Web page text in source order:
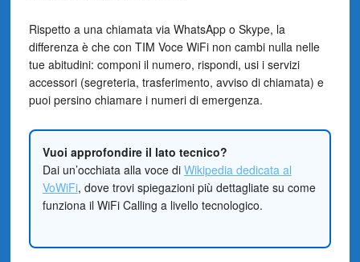
Rispetto a una chiamata via WhatsApp o Skype, la
differenza è che con TIM Voce WiFi non cambi nulla nelle
tue abitudini: componi il numero, rispondi, usi i servizi
accessori (segreteria, trasferimento, avviso di chiamata) e
puoi persino chiamare i numeri di emergenza.
Vuoi approfondire il lato tecnico?
Dai un’occhiata alla voce di Wikipedia dedicata al
VoWiFi, dove trovi spiegazioni più dettagliate su come
funziona il WiFi Calling a livello tecnologico.